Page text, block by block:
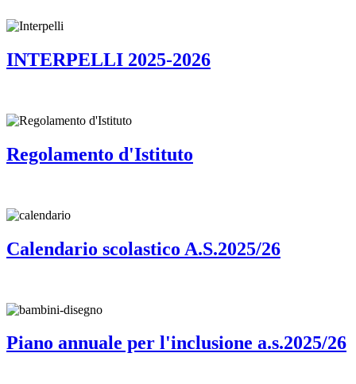
INTERPELLI 2025-2026
Regolamento d'Istituto
Calendario scolastico A.S.2025/26
Piano annuale per l'inclusione a.s.2025/26